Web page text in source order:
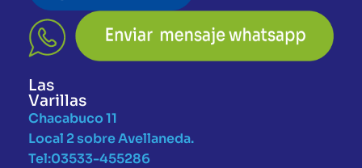
Las
Varillas
Chacabuco 11
Local 2 sobre Avellaneda.
Tel:03533-455286